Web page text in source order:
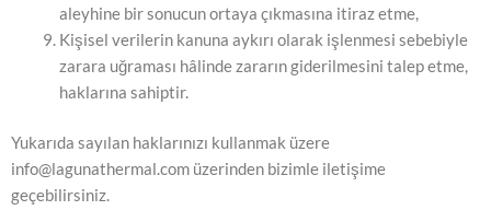
aleyhine bir sonucun ortaya çıkmasına itiraz etme,
Kişisel verilerin kanuna aykırı olarak işlenmesi sebebiyle
zarara uğraması hâlinde zararın giderilmesini talep etme,
haklarına sahiptir.
Yukarıda sayılan haklarınızı kullanmak üzere
info@lagunathermal.com üzerinden bizimle iletişime
geçebilirsiniz.